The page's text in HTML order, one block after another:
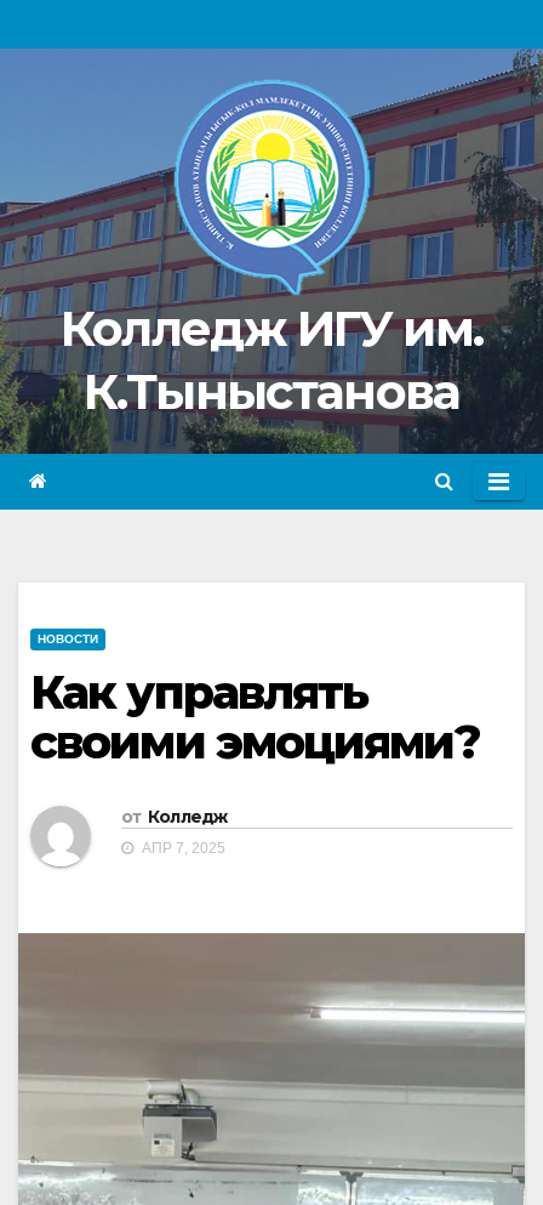
к
Колледж ИГУ им.
К.Тыныстанова
НОВОСТИ
Как управлять
своими эмоциями?
от Колледж
АПР 7, 2025